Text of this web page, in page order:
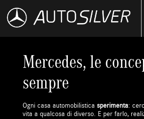
Mercedes, le
sempre
Ogni casa automobilisticasperimenta:
vita a qualcosa di diverso. E per farlo,